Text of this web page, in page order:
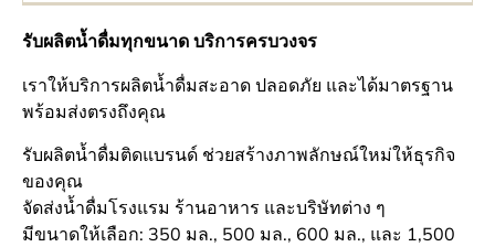
รับผลิตน้ำดื่มทุกขนาด บริการครบวงจร
เราให้บริการผลิตน้ำดื่มสะอาด ปลอดภัย และได้มาตรฐาน
พร้อมส่งตรงถึงคุณ
รับผลิตน้ำดื่มติดแบรนด์ ช่วยสร้างภาพลักษณ์ใหม่ให้ธุรกิจ
ของคุณ
จัดส่งน้ำดื่มโรงแรม ร้านอาหาร และบริษัทต่าง ๆ
มีขนาดให้เลือก: 350 มล., 500 มล., 600 มล., และ 1,500